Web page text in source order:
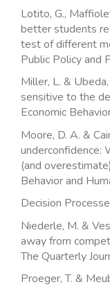
Lotito, G.,
better students
test of different
Public Policy and
Miller, L. &
sensitive to the
Economic
Moore, D. A. &
underconfidence:
(and
Behavior and
Decision
Niederle, M. &
away from
The Quarterly
Proeger, T. &